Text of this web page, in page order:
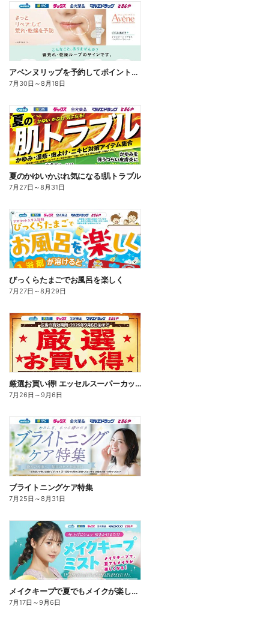
アベンヌリップを予約してポイントゲット!
7月30日 ～8月18日
夏のかゆいかぶれ気になる!肌トラブル
7月27日 ～8月31日
びっくらたまごでお風呂を楽しく
7月27日 ～8月29日
厳選お買い得! エッセルスーパーカップ
7月26日 ～9月6日
ブライトニングケア特集
7月25日 ～8月31日
メイクキープで夏でもメイクが楽しくなる!
7月17日 ～9月6日